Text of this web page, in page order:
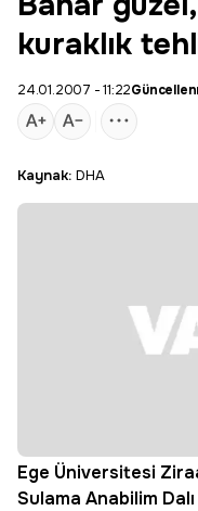
kuraklık
24.01.2007 - 11:22
Kaynak: DHA
Ege Üniversitesi
Sulama Anabilim